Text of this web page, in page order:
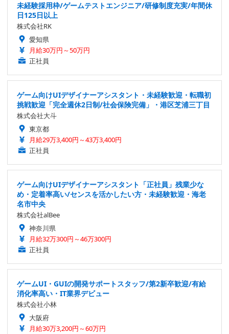
未経験採用枠/ゲームテストエンジニア/研修制度充実/年間休
日125日以上
株式会社RK
愛知県
月給30万円～50万円
正社員
ゲーム向けUIデザイナーアシスタント・未経験歓迎・転職初
挑戦歓迎「完全週休2日制/社会保険完備」・港区芝浦三丁目
株式会社大斗
東京都
月給29万3,400円～43万3,400円
正社員
ゲーム向けUIデザイナーアシスタント「正社員」残業少な
め・定着率高い/センスを活かしたい方・未経験歓迎・海老
名市中央
株式会社alBee
神奈川県
月給32万300円～46万300円
正社員
ゲームUI・GUIの開発サポートスタッフ/第2新卒歓迎/有給
消化率高い・IT業界デビュー
株式会社小林
大阪府
月給30万3,200円～60万円